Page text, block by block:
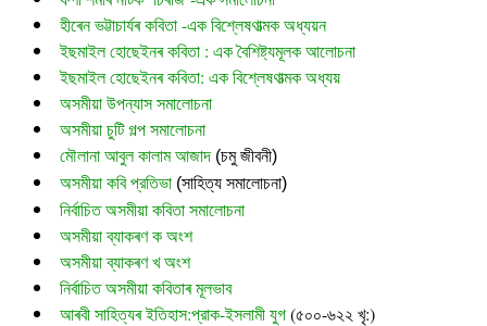
হীৰেন ভট্টাচাৰ্যৰ কবিতা -এক বিশ্লেষণাত্মক অধ্যয়ন
ইছমাইল হোছেইনৰ কবিতা : এক বৈশিষ্ট্যমূলক আলোচনা
ইছমাইল হোছেইনৰ কবিতা: এক বিশ্লেষণাত্মক অধ্যয়
অসমীয়া উপন্যাস সমালোচনা
অসমীয়া চুটি গল্প সমালোচনা
মৌলানা আবুল কালাম আজাদ (চমু জীবনী)
অসমীয়া কবি প্রতিভা (সাহিত্য সমালোচনা)
নির্বাচিত অসমীয়া কবিতা সমালোচনা
অসমীয়া ব্যাকৰণ ক অংশ
অসমীয়া ব্যাকৰণ খ অংশ
নির্বাচিত অসমীয়া কবিতাৰ মূলভাব
আৰবী সাহিত্যৰ ইতিহাস:প্রাক-ইসলামী যুগ(৫০০-৬২২ খৃ:)